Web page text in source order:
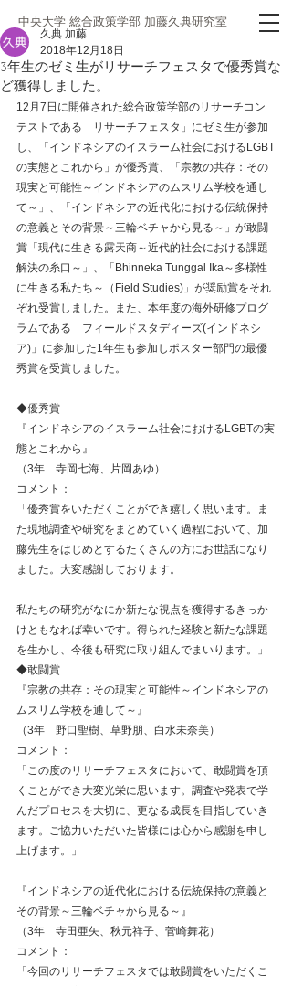
中央大学 総合政策学部 加藤久典研究室
3年生のゼミ生がリサーチフェスタで優秀賞な
ど獲得しました。
久典 加藤
2018年12月18日
12月7日に開催された総合政策学部のリサーチコン
テストである「リサーチフェスタ」にゼミ生が参加
し、「インドネシアのイスラーム社会におけるLGBT
の実態とこれから」が優秀賞、「宗教の共存：その
現実と可能性～インドネシアのムスリム学校を通し
て～」、「インドネシアの近代化における伝統保持
の意義とその背景～三輪ベチャから見る～」が敢闘
賞「現代に生きる露天商～近代的社会における課題
解決の糸口～」、「Bhinneka Tunggal Ika～多様性
に生きる私たち～（Field Studies)」が奨励賞をそれ
ぞれ受賞しました。また、本年度の海外研修プログ
ラムである「フィールドスタディーズ(インドネシ
ア)」に参加した1年生も参加しポスター部門の最優
秀賞を受賞しました。
◆優秀賞
『インドネシアのイスラーム社会におけるLGBTの実
態とこれから』
（3年　寺岡七海、片岡あゆ）
コメント：
「優秀賞をいただくことができ嬉しく思います。ま
た現地調査や研究をまとめていく過程において、加
藤先生をはじめとするたくさんの方にお世話になり
ました。大変感謝しております。
私たちの研究がなにか新たな視点を獲得するきっか
けともなれば幸いです。得られた経験と新たな課題
を生かし、今後も研究に取り組んでまいります。」
◆敢闘賞
『宗教の共存：その現実と可能性～インドネシアの
ムスリム学校を通して～』
（3年　野口聖樹、草野朋、白水未奈美）
コメント：
「この度のリサーチフェスタにおいて、敢闘賞を頂
くことができ大変光栄に思います。調査や発表で学
んだプロセスを大切に、更なる成長を目指していき
ます。ご協力いただいた皆様には心から感謝を申し
上げます。」
『インドネシアの近代化における伝統保持の意義と
その背景～三輪ベチャから見る～』
（3年　寺田亜矢、秋元祥子、菅崎舞花）
コメント：
「今回のリサーチフェスタでは敢闘賞をいただくこ